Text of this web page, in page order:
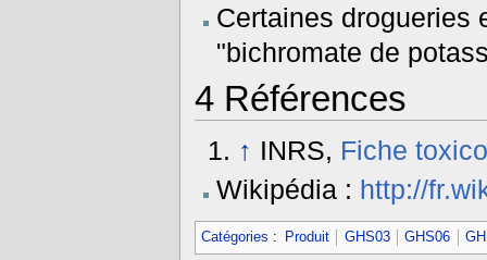
Certaines drogueries
"bichromate de
4Références
↑ INRS, Fiche
Wikipédia : http://
Catégories : Produit GHS03 GHS06